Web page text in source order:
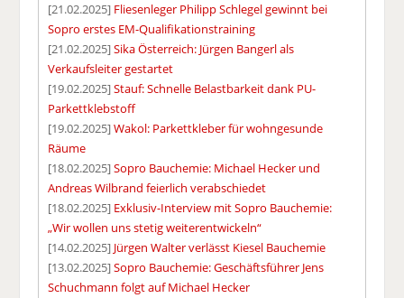
[21.02.2025] Fliesenleger Philipp Schlegel gewinnt bei
Sopro erstes EM-Qualifikationstraining
[21.02.2025]Sika Österreich: Jürgen Bangerl als
Verkaufsleiter gestartet
[19.02.2025]Stauf: Schnelle Belastbarkeit dank PU-
Parkettklebstoff
[19.02.2025]Wakol: Parkettkleber für wohngesunde
Räume
[18.02.2025]Sopro Bauchemie: Michael Hecker und
Andreas Wilbrand feierlich verabschiedet
[18.02.2025] Exklusiv-Interview mit Sopro Bauchemie:
„Wir wollen uns stetig weiterentwickeln“
[14.02.2025] Jürgen Walter verlässt Kiesel Bauchemie
[13.02.2025]Sopro Bauchemie: Geschäftsführer Jens
Schuchmann folgt auf Michael Hecker